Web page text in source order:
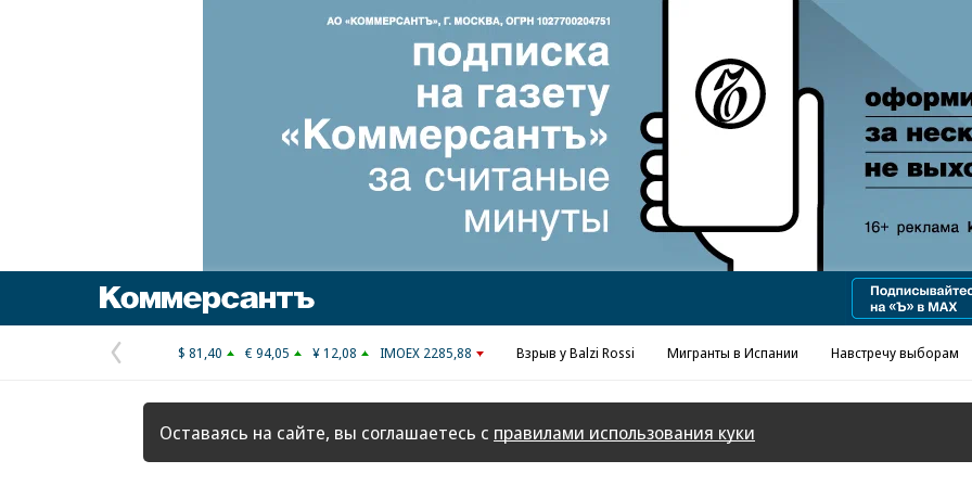
Реклама в «Ъ» www.kommersant.ru/ad
Предыдущая
страница
$ 81,40 € 94,05 ¥ 12,08 IMOEX 2285,88 Взрыв у Balzi Rossi Мигранты в Испании Навстречу выборам
Оставаясь на сайте, вы соглашаетесь с правилами использования куки